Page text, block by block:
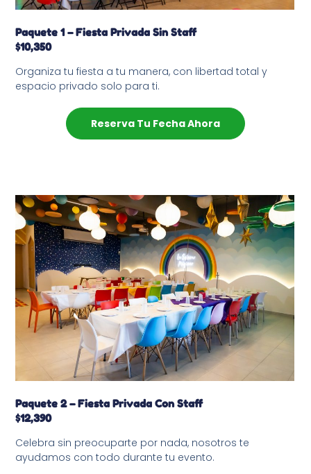
Paquete 1 – Fiesta Privada Sin Staff
$10,350
Organiza tu fiesta a tu manera, con libertad total y
espacio privado solo para ti.
Reserva Tu Fecha Ahora
Paquete 2 – Fiesta Privada Con Staff
$12,390
Celebra sin preocuparte por nada, nosotros te
ayudamos con todo durante tu evento.